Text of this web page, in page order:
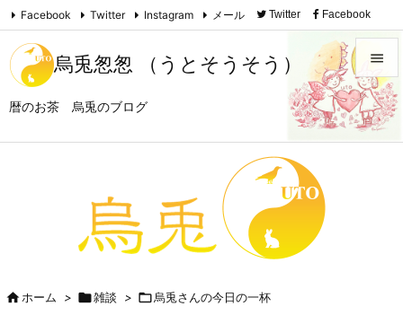
烏兎怱怱 （うとそうそう）
暦のお茶 烏兎のブログ


メニュ

Facebook Twitter Instagram メール Twitter Facebook
Instagram
ホーム > 雑談 > 烏兎さんの今日の一杯